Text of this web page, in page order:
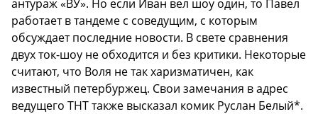
антураж «ВУ». Но если Иван вел шоу один, то Павел
работает в тандеме с соведущим, с которым
обсуждает последние новости. В свете сравнения
двух ток-шоу не обходится и без критики. Некоторые
считают, что Воля не так харизматичен, как
известный петербуржец. Свои замечания в адрес
ведущего ТНТ также высказал комик Руслан Белый*.